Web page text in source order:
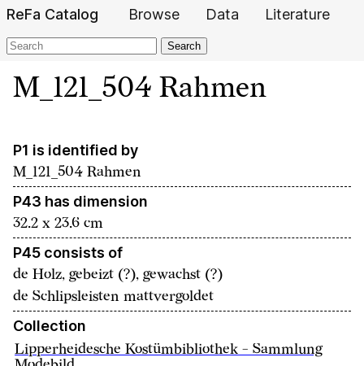
ReFa Catalog Browse Data Literature
Search
M_121_504 Rahmen
P1 is identified by
M_121_504 Rahmen
P43 has dimension
32.2 x 23.6 cm
P45 consists of
de Holz, gebeizt (?), gewachst (?)
de Schlipsleisten mattvergoldet
Collection
Lipperheidesche Kostümbibliothek - Sammlung